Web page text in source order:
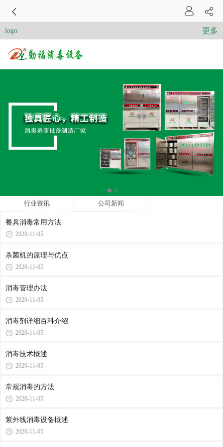
logo 更多
行业资讯 公司新闻
餐具消毒常用方法
2020-11-05
杀菌机的原理与优点
2020-11-05
消毒管理办法
2020-11-05
消毒剂详细百科介绍
2020-11-05
消毒技术概述
2020-11-05
常规消毒的方法
2020-11-05
紫外线消毒设备概述
2020-11-05